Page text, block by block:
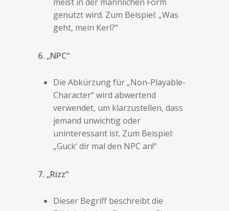
genutzt wird. Zum Beispiel: „Was
geht, mein Kerl?“
6. „NPC“
Die Abkürzung für „Non-Playable-
Character“ wird abwertend
verwendet, um klarzustellen, dass
jemand unwichtig oder
uninteressant ist. Zum Beispiel:
„Guck‘ dir mal den NPC an!“
7. „Rizz“
Dieser Begriff beschreibt die